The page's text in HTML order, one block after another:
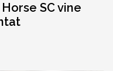
SC vine